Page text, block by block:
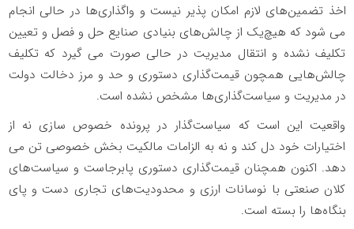
اخذ تضمین‌های لازم امکان پذیر نیست و واگذاری‌ها در حالی انجام
می شود که هیچ‌یک از چالش‌های بنیادی صنایع حل و فصل و تعیین
تکلیف نشده و انتقال مدیریت در حالی صورت می گیرد که تکلیف
چالش‎‌هایی همچون قیمت‌گذاری دستوری و حد و مرز دخالت دولت
در مدیریت و سیاست‌گذاری‌ها مشخص نشده است.
واقعیت این است که سیاست‌گذار در پرونده خصوص سازی نه از
اختیارات خود دل کند و نه به الزامات مالکیت بخش خصوصی تن می
دهد. اکنون همچنان قیمت‌گذاری دستوری پابرجاست و سیاست‌های
کلان صنعتی با نوسانات ارزی و محدودیت‌های تجاری دست و پای
بنگاهها را بسته ‌است.